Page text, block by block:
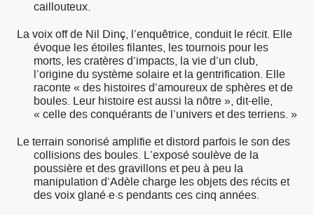
caillouteux.
La voix off de Nil Dinç, l’enquêtrice, conduit le récit. Elle
évoque les étoiles filantes, les tournois pour les
morts, les cratères d’impacts, la vie d’un club,
l’origine du système solaire et la gentrification. Elle
raconte « des histoires d’amoureux de sphères et de
boules. Leur histoire est aussi la nôtre », dit-elle,
« celle des conquérants de l’univers et des terriens. »
Le terrain sonorisé amplifie et distord parfois le son des
collisions des boules. L’exposé soulève de la
poussière et des gravillons et peu à peu la
manipulation d’Adèle charge les objets des récits et
des voix glané·e·s pendants ces cinq années.